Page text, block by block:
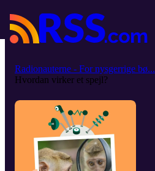
Radionauterne - For nysgerrige bø...
Hvordan virker et spejl?